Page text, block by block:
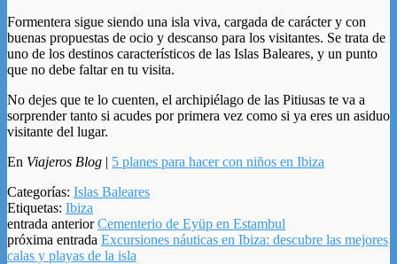
Formentera sigue siendo una isla viva, cargada de carácter y con
buenas propuestas de ocio y descanso para los visitantes. Se trata de
uno de los destinos característicos de las Islas Baleares, y un punto
que no debe faltar en tu visita.
No dejes que te lo cuenten, el archipiélago de las Pitiusas te va a
sorprender tanto si acudes por primera vez como si ya eres un asiduo
visitante del lugar.
En Viajeros Blog | 5 planes para hacer con niños en Ibiza
Categorías: Islas Baleares
Etiquetas: Ibiza
entrada anteriorCementerio de Eyüp en Estambul
próxima entrada Excursiones náuticas en Ibiza: descubre las mejores
calas y playas de la isla